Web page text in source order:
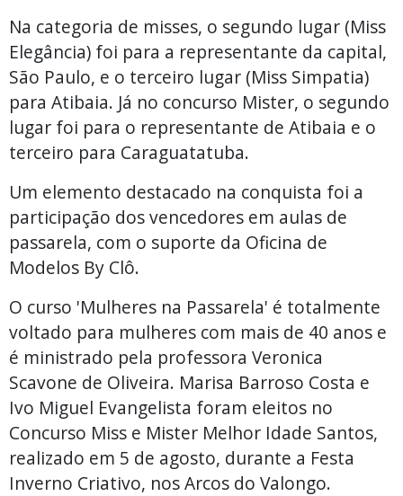
Na categoria de misses, o segundo lugar (Miss
Elegância) foi para a representante da capital,
São Paulo, e o terceiro lugar (Miss Simpatia)
para Atibaia. Já no concurso Mister, o segundo
lugar foi para o representante de Atibaia e o
terceiro para Caraguatatuba.
Um elemento destacado na conquista foi a
participação dos vencedores em aulas de
passarela, com o suporte da Oficina de
Modelos By Clô.
O curso 'Mulheres na Passarela' é totalmente
voltado para mulheres com mais de 40 anos e
é ministrado pela professora Veronica
Scavone de Oliveira. Marisa Barroso Costa e
Ivo Miguel Evangelista foram eleitos no
Concurso Miss e Mister Melhor Idade Santos,
realizado em 5 de agosto, durante a Festa
Inverno Criativo, nos Arcos do Valongo.